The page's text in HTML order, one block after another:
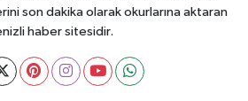
son dakika olarak okurlarına aktaran
haber sitesidir.